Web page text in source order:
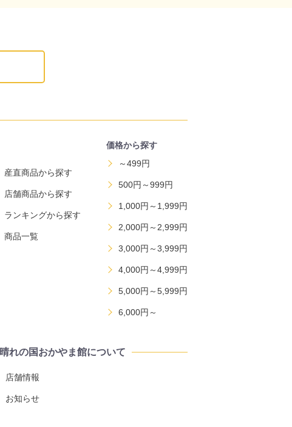
産直商品から探す
店舗商品から探す
ランキングから探す
商品一覧
価格から探す
～499円
500円～999円
1,000円～1,999円
2,000円～2,999円
3,000円～3,999円
4,000円～4,999円
5,000円～5,999円
6,000円～
晴れの国おかやま館について
店舗情報
お知らせ